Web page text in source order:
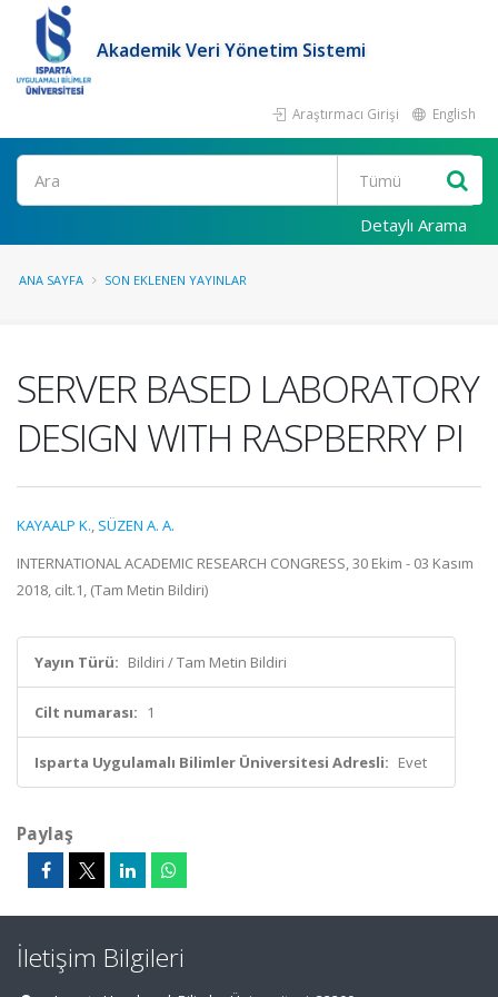
Akademik Veri Yönetim Sistemi
Araştırmacı Girişi English
Ara
Detaylı Arama
ANA SAYFA SON EKLENEN YAYINLAR
SERVER BASED LABORATORY
DESIGN WITH RASPBERRY PI
KAYAALP K., SÜZEN A. A.
INTERNATIONAL ACADEMIC RESEARCH CONGRESS, 30 Ekim - 03 Kasım
2018, cilt.1, (Tam Metin Bildiri)
Yayın Türü: Bildiri / Tam Metin Bildiri
Cilt numarası: 1
Isparta Uygulamalı Bilimler Üniversitesi Adresli: Evet
Paylaş
İletişim Bilgileri